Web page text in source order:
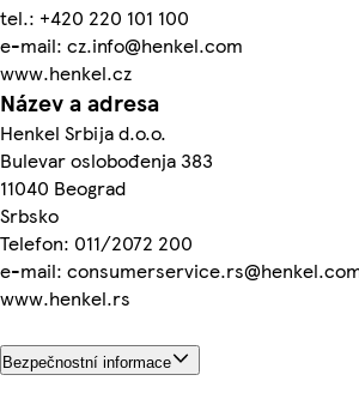
tel.: +420 220 101 100
e-mail: cz.info@henkel.com
www.henkel.cz
Název a adresa
Henkel Srbija d.o.o.
Bulevar oslobođenja 383
11040 Beograd
Srbsko
Telefon: 011/2072 200
e-mail:
www.henkel.rs
Bezpečnostní informace